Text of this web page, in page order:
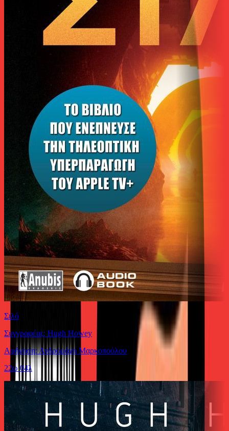
Σιλό
Συγγραφέας: Hugh Howey
Αφήγηση: Ανδρομάχη Μαρκοπούλου
22ω 04λ